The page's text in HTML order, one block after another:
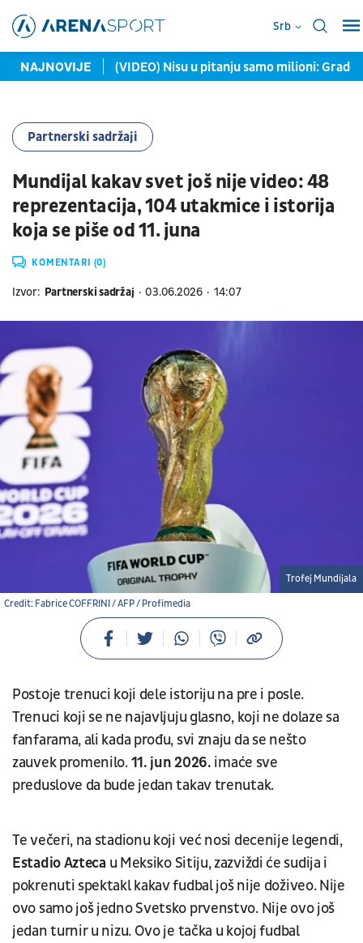
Srb
NAJNOVIJE
kasu Partizana (VIDEO) Nisu u pitanju samo milioni:
Partnerski sadržaji
Mundijal kakav svet još nije video: 48
reprezentacija, 104 utakmice i istorija
koja se piše od 11. juna
KOMENTARI (0)
Izvor: Partnerski sadržaj 03.06.2026 14:07
Credit: Fabrice COFFRINI / AFP / Profimedia
Trofej Mundijala
Postoje trenuci koji dele istoriju na pre i posle.
Trenuci koji se ne najavljuju glasno, koji ne dolaze sa
fanfarama, ali kada prođu, svi znaju da se nešto
zauvek promenilo.11. jun 2026. imaće sve
preduslove da bude jedan takav trenutak.
Te večeri, na stadionu koji već nosi decenije legendi,
Estadio Azteca u Meksiko Sitiju, zazviždi će sudija i
pokrenuti spektakl kakav fudbal još nije doživeo. Nije
ovo samo još jedno Svetsko prvenstvo. Nije ovo još
jedan turnir u nizu. Ovo je tačka u kojoj fudbal